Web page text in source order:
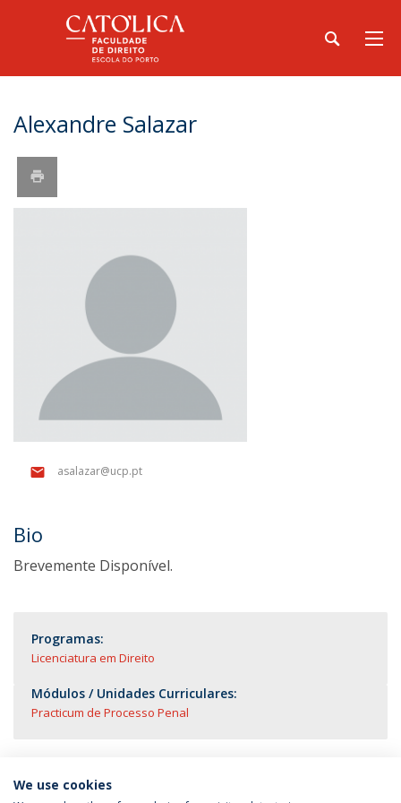
Alexandre Salazar
asalazar@ucp.pt
Bio
Brevemente Disponível.
Programas:
Licenciatura em Direito
Módulos / Unidades Curriculares:
Practicum de Processo Penal
We use cookies